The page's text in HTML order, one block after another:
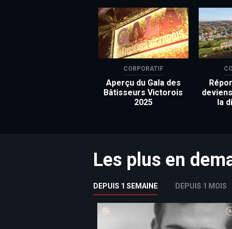
CORPORATIF
Aperçu du Gala des
Bâtisseurs Victorois
2025
la
Les plus en
DEPUIS 1 SEMAINE DEPUIS 1 MOIS